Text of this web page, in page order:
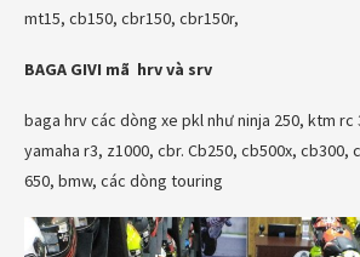
mt15, cb150, cbr150, cbr150r,
BAGA GIVI mã hrv và srv
baga hrv các dòng xe pkl như ninja 250, ktm rc
yamaha r3, z1000, cbr. Cb250, cb500x, cb300,
650, bmw, các dòng touring